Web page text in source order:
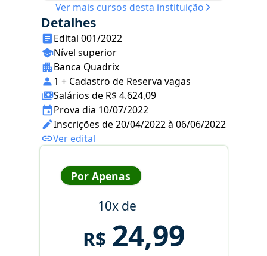
Ver mais cursos desta instituição
Detalhes
Edital 001/2022
Nível superior
Banca Quadrix
1 + Cadastro de Reserva vagas
Salários de R$ 4.624,09
Prova dia 10/07/2022
Inscrições de 20/04/2022 à 06/06/2022
Ver edital
Por Apenas
10x de
R$ 24,99